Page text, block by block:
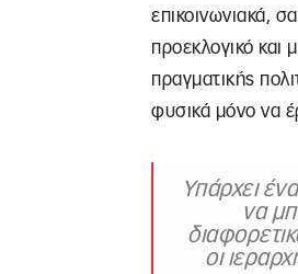
επικοινωνιακά,
προεκλογικό και
πραγματικής
φυσικά μόνο να
Υπάρχει
να
οι